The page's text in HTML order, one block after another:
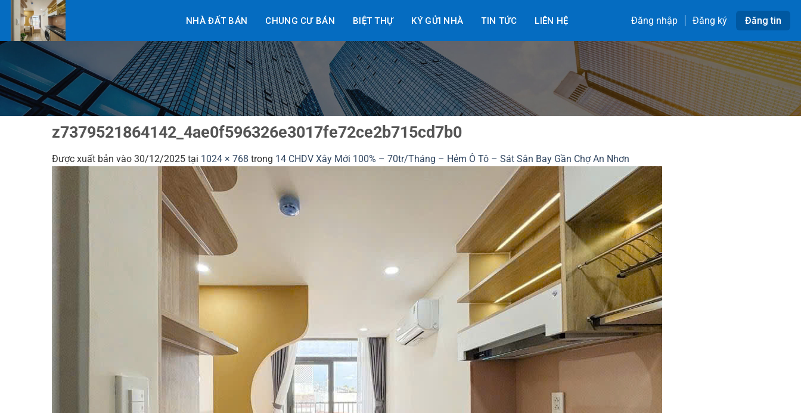
NHÀ ĐẤT BÁN CHUNG CƯ BÁN BIỆT THỰ KÝ GỬI NHÀ TIN TỨC LIÊN HỆ Đăng nhập Đăng ký Đăng tin
z7379521864142_4ae0f596326e3017fe72ce2b715cd7b0
Được xuất bản vào 30/12/2025 tại 1024 × 768 trong 14 CHDV Xây Mới 100% – 70tr/Tháng – Hẻm Ô Tô – Sát Sân Bay Gần Chợ An Nhơn